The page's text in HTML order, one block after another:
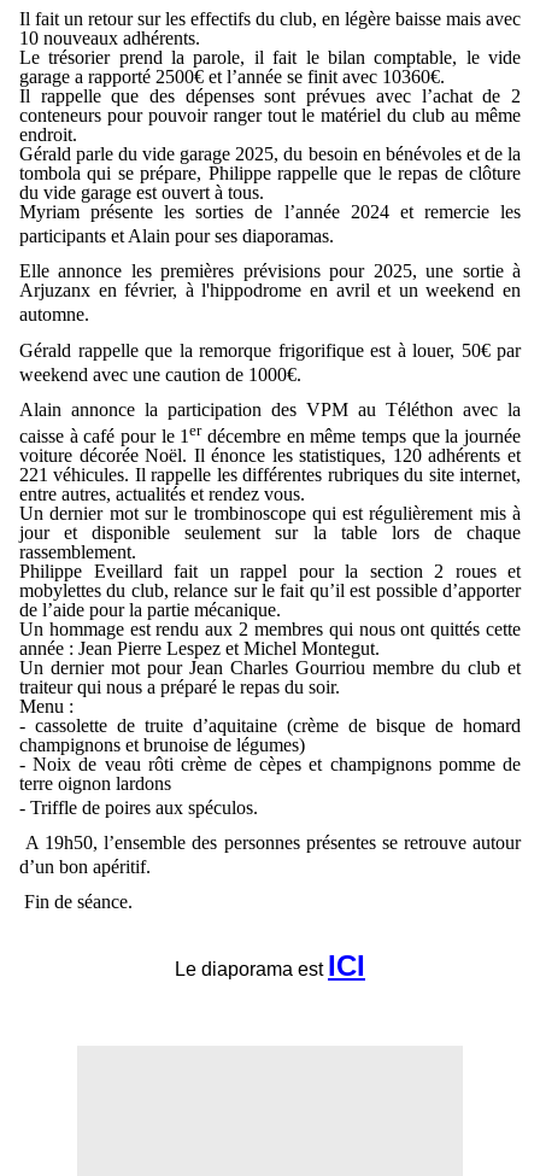
Il fait un retour sur les effectifs du club, en légère baisse mais avec
10 nouveaux adhérents.
Le trésorier prend la parole, il fait le bilan comptable, le vide
garage a rapporté 2500€ et l’année se finit avec 10360€.
Il rappelle que des dépenses sont prévues avec l’achat de 2
conteneurs pour pouvoir ranger tout le matériel du club au même
endroit.
Gérald parle du vide garage 2025, du besoin en bénévoles et de la
tombola qui se prépare, Philippe rappelle que le repas de clôture
du vide garage est ouvert à tous.
Myriam présente les sorties de l’année 2024 et remercie les
participants et Alain pour ses diaporamas.
Elle annonce les premières prévisions pour 2025, une sortie à
Arjuzanx en février, à l'hippodrome en avril et un weekend en
automne.
Gérald rappelle que la remorque frigorifique est à louer, 50€ par
weekend avec une caution de 1000€.
Alain annonce la participation des VPM au Téléthon avec la
caisse à café pour le 1erdécembre en même temps que la journée
voiture décorée Noël. Il énonce les statistiques, 120 adhérents et
221 véhicules. Il rappelle les différentes rubriques du site internet,
entre autres, actualités et rendez vous.
Un dernier mot sur le trombinoscope qui est régulièrement mis à
jour et disponible seulement sur la table lors de chaque
rassemblement.
Philippe Eveillard fait un rappel pour la section 2 roues et
mobylettes du club, relance sur le fait qu’il est possible d’apporter
de l’aide pour la partie mécanique.
Un hommage est rendu aux 2 membres qui nous ont quittés cette
année : Jean Pierre Lespez et Michel Montegut.
Un dernier mot pour Jean Charles Gourriou membre du club et
traiteur qui nous a préparé le repas du soir.
Menu :
- cassolette de truite d’aquitaine (crème de bisque de homard
champignons et brunoise de légumes)
- Noix de veau rôti crème de cèpes et champignons pomme de
terre oignon lardons
- Triffle de poires aux spéculos.
A 19h50, l’ensemble des personnes présentes se retrouve autour
d’un bon apéritif.
Fin de séance.
Le diaporama est ICI